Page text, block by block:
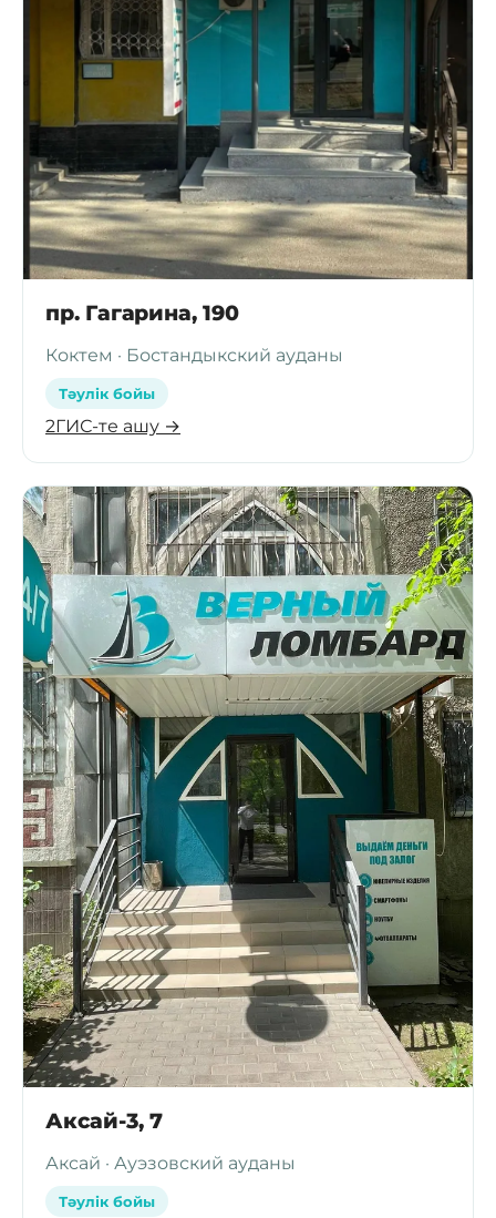
пр. Гагарина, 190
Коктем · Бостандыкский ауданы
Тәулік бойы
2ГИС-те ашу →
Аксай-3, 7
Аксай · Ауэзовский ауданы
Тәулік бойы